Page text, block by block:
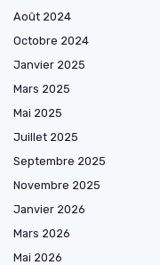
Août 2024
Octobre 2024
Janvier 2025
Mars 2025
Mai 2025
Juillet 2025
Septembre 2025
Novembre 2025
Janvier 2026
Mars 2026
Mai 2026